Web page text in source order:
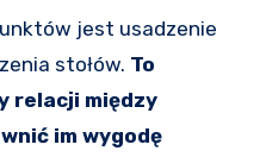
jest usadzenie
stołów. To
relacji między
im wygodę